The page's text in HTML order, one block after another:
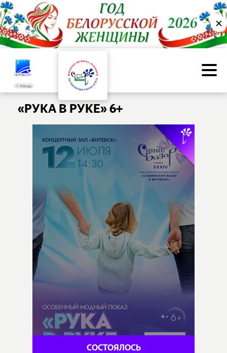
✕
Назад
«РУКА В РУКЕ» 6+
СОСТОЯЛОСЬ